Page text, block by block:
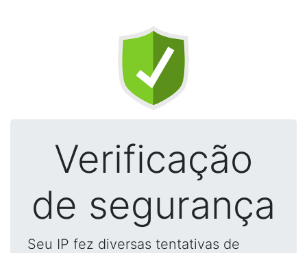
Verificação
de segurança
Seu IP fez diversas tentativas de